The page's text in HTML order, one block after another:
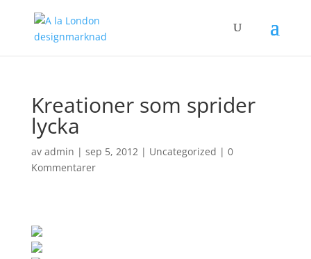
Kreationer som sprider
lycka
av admin | sep 5, 2012| Uncategorized | 0
Kommentarer